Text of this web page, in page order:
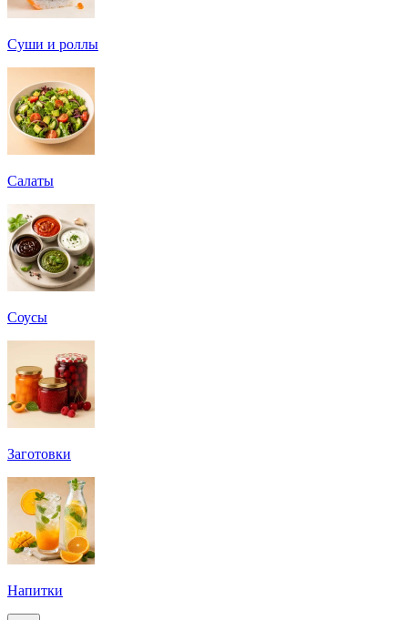
Суши и роллы
Салаты
Соусы
Заготовки
Напитки